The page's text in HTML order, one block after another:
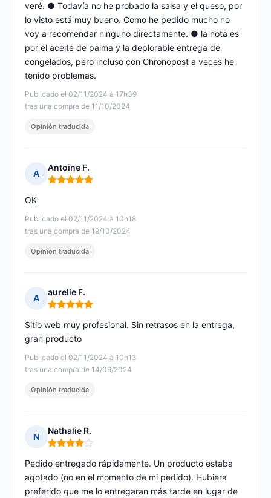
Publicado el 02/11/2024 à 17h39
tras una compra de 11/10/2024
veré. ● Todavía no he probado la salsa y el queso, por
lo visto está muy bueno. Como he pedido mucho no
voy a recomendar ninguno directamente. ● la nota es
por el aceite de palma y la deplorable entrega de
congelados, pero incluso con Chronopost a veces he
tenido problemas.
Opinión traducida
A
Antoine F.
Nota: 5 de 5
Publicado el 02/11/2024 à 10h18
tras una compra de 19/10/2024
OK
Opinión traducida
A
aurelie F.
Nota: 5 de 5
Publicado el 02/11/2024 à 10h13
tras una compra de 14/09/2024
Sitio web muy profesional. Sin retrasos en la entrega,
gran producto
Opinión traducida
N
Nathalie R.
Nota: 4 de 5
Pedido entregado rápidamente. Un producto estaba
agotado (no en el momento de mi pedido). Hubiera
preferido que me lo entregaran más tarde en lugar de